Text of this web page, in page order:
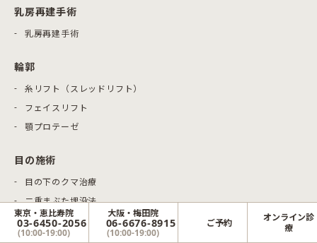
乳房再建手術
乳房再建手術
輪郭
糸リフト（スレッドリフト）
フェイスリフト
顎プロテーゼ
目の施術
目の下のクマ治療
二重まぶた埋没法
二重まぶた切開法
目頭切開
東京・恵比寿院
03-6450-2056
(10:00-19:00)
大阪・梅田院
06-6676-8915
(10:00-19:00)
ご予約
オンライン診
療